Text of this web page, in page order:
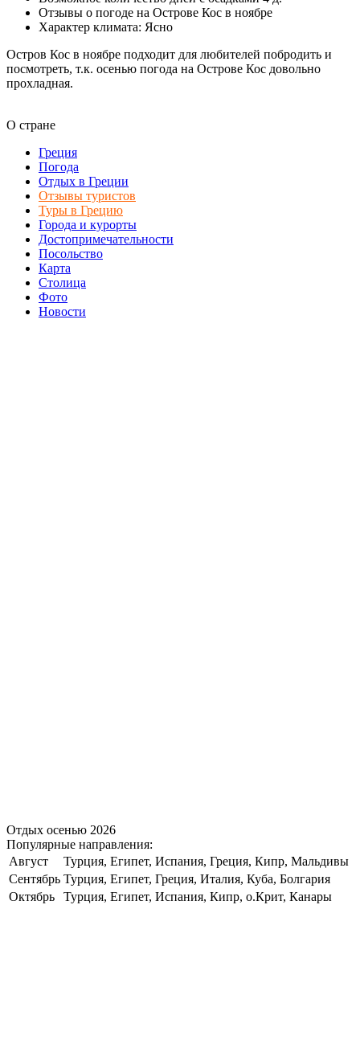
Отзывы о погоде на Острове Кос в ноябре
Характер климата: Ясно
Остров Кос в ноябре подходит для любителей побродить и
посмотреть, т.к. осенью погода на Острове Кос довольно
прохладная.
О стране
Греция
Погода
Отдых в Греции
Отзывы туристов
Туры в Грецию
Города и курорты
Достопримечательности
Посольство
Карта
Столица
Фото
Новости
Отдых осенью 2026
Популярные направления:
Август
Турция, Египет, Испания, Греция, Кипр, Мальдивы
Сентябрь Турция, Египет, Греция, Италия, Куба, Болгария
Октябрь
Турция, Египет, Испания, Кипр, о.Крит, Канары